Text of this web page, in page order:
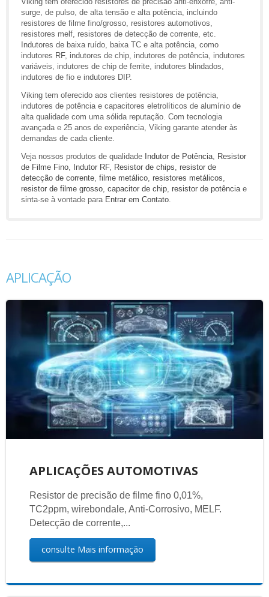
surge, de pulso, de alta tensão e alta potência, incluindo
resistores de filme fino/grosso, resistores automotivos,
resistores melf, resistores de detecção de corrente, etc.
Indutores de baixa ruído, baixa TC e alta potência, como
indutores RF, indutores de chip, indutores de potência, indutores
variáveis, indutores de chip de ferrite, indutores blindados,
indutores de fio e indutores DIP.
Viking tem oferecido aos clientes resistores de potência,
indutores de potência e capacitores eletrolíticos de alumínio de
alta qualidade com uma sólida reputação. Com tecnologia
avançada e 25 anos de experiência, Viking garante atender às
demandas de cada cliente.
Veja nossos produtos de qualidade Indutor de Potência, Resistor
de Filme Fino, Indutor RF, Resistor de chips, resistor de
detecção de corrente, filme metálico, resistores metálicos,
resistor de filme grosso, capacitor de chip, resistor de potênciae
sinta-se à vontade para Entrar em Contato.
APLICAÇÃO
APLICAÇÕES AUTOMOTIVAS
Resistor de precisão de filme fino 0,01%,
TC2ppm, wirebondale, Anti-Corrosivo, MELF.
Detecção de corrente,...
consulte Mais informação